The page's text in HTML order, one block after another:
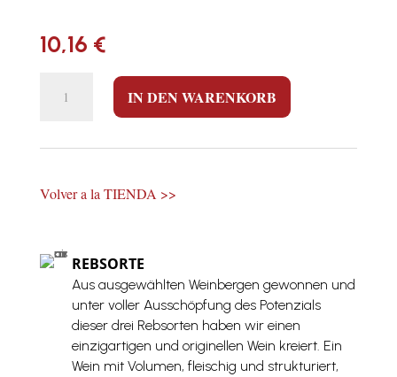
10,16 €
CHOCOLATERO
IN DEN WARENKORB
Volver a la TIENDA >>
REBSORTE
Aus ausgewählten Weinbergen gewonnen und
unter voller Ausschöpfung des Potenzials
dieser drei Rebsorten haben wir einen
einzigartigen und originellen Wein kreiert. Ein
Wein mit Volumen, fleischig und strukturiert,